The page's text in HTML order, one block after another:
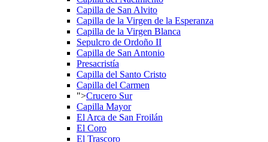
Capilla de San Alvito
Capilla de la Virgen de la Esperanza
Capilla de la Virgen Blanca
Sepulcro de Ordoño II
Capilla de San Antonio
Presacristía
Capilla del Santo Cristo
Capilla del Carmen
">Crucero Sur
Capilla Mayor
El Arca de San Froilán
El Coro
El Trascoro